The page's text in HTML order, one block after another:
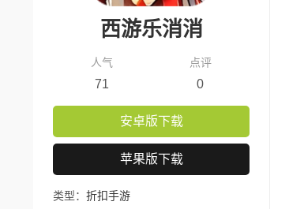
西游乐消消
人气
71
点评
0
安卓版下载
苹果版下载
类型： 折扣手游